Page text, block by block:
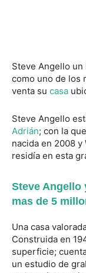
Steve Angello
como uno de los
venta su casa
Steve Angello
Adrián; con la
nacida en 2008 y
residía en esta
Steve Angello
mas de 5
Una casa
Construida en
superficie;
un estudio de